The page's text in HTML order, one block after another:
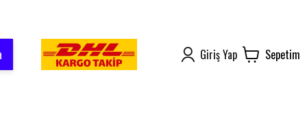
Giriş Yap Sepetim